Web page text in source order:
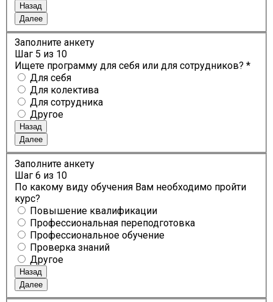
Назад
Далее
Заполните анкету
Шаг 5 из 10
Ищете программу для себя или для сотрудников? *
Для себя
Для колектива
Для сотрудника
Другое
Назад
Далее
Заполните анкету
Шаг 6 из 10
По какому виду обучения Вам необходимо пройти
курс?
Повышение квалификации
Профессиональная переподготовка
Профессиональное обучение
Проверка знаний
Другое
Назад
Далее